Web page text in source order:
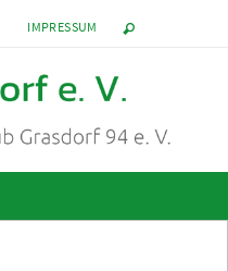
IMPRESSUM